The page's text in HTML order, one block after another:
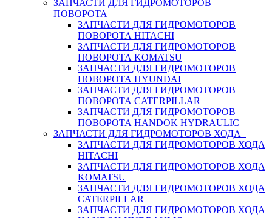
ЗАПЧАСТИ ДЛЯ ГИДРОМОТОРОВ
ПОВОРОТА
ЗАПЧАСТИ ДЛЯ ГИДРОМОТОРОВ
ПОВОРОТА HITACHI
ЗАПЧАСТИ ДЛЯ ГИДРОМОТОРОВ
ПОВОРОТА KOMATSU
ЗАПЧАСТИ ДЛЯ ГИДРОМОТОРОВ
ПОВОРОТА HYUNDAI
ЗАПЧАСТИ ДЛЯ ГИДРОМОТОРОВ
ПОВОРОТА CATERPILLAR
ЗАПЧАСТИ ДЛЯ ГИДРОМОТОРОВ
ПОВОРОТА HANDOK HYDRAULIC
ЗАПЧАСТИ ДЛЯ ГИДРОМОТОРОВ ХОДА
ЗАПЧАСТИ ДЛЯ ГИДРОМОТОРОВ ХОДА
HITACHI
ЗАПЧАСТИ ДЛЯ ГИДРОМОТОРОВ ХОДА
KOMATSU
ЗАПЧАСТИ ДЛЯ ГИДРОМОТОРОВ ХОДА
CATERPILLAR
ЗАПЧАСТИ ДЛЯ ГИДРОМОТОРОВ ХОДА